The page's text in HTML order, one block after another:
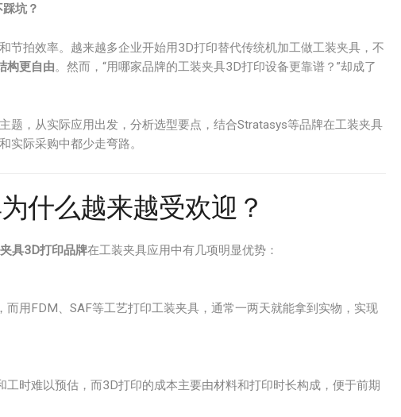
踩坑？
节拍效率。越来越多企业开始用3D打印替代传统机加工做工装夹具，不
构更自由。然而，“用哪家品牌的工装夹具3D打印设备更靠谱？”却成了
题，从实际应用出发，分析选型要点，结合Stratasys等品牌在工装夹具
实际采购中都少走弯路。
什么越来越受欢迎？
具3D打印品牌在工装夹具应用中有几项明显优势：
用FDM、SAF等工艺打印工装夹具，通常一两天就能拿到实物，实现
时难以预估，而3D打印的成本主要由材料和打印时长构成，便于前期